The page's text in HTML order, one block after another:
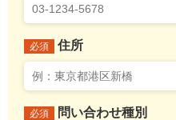
必須 住所
必須
問い合わせ種別